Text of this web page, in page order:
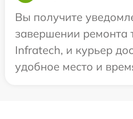
Вы получите
завершении ремонта
Infratech, и курьер
удобное место и